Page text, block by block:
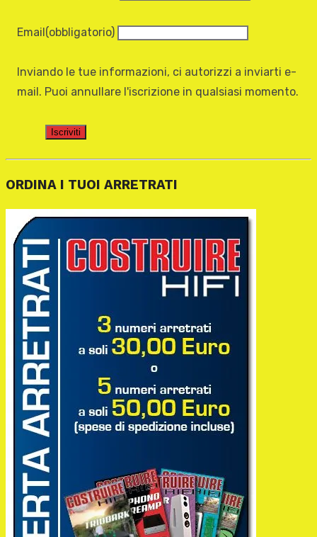
Email(obbligatorio)
Inviando le tue informazioni, ci autorizzi a inviarti e-
mail. Puoi annullare l'iscrizione in qualsiasi momento.
Iscriviti
ORDINA I TUOI ARRETRATI